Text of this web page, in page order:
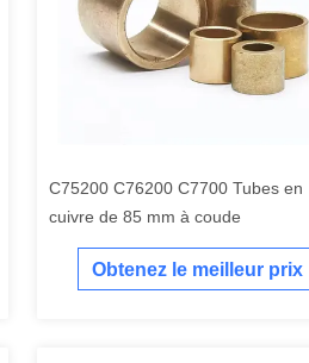
C75200 C76200 C7700 Tubes en
cuivre de 85 mm à coude
Obtenez le meilleur prix